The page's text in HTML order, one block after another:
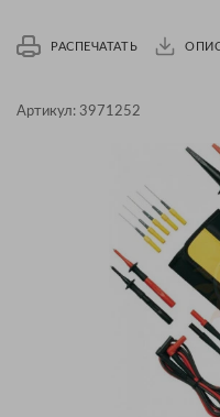
РАСПЕЧАТАТЬ
Артикул: 3971252